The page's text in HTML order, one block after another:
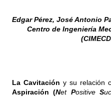
Edgar Pérez, José Antonio
Centro de Ingeniería
La Cavitación y su relación
Aspiración (Net Positive S